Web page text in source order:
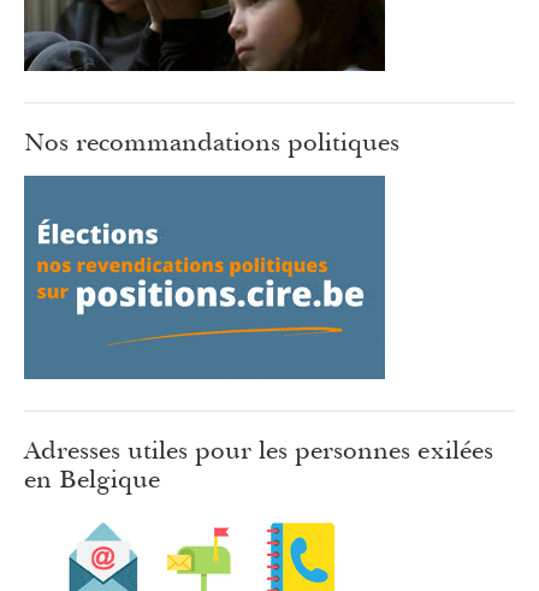
Nos recommandations politiques
Adresses utiles pour les personnes exilées
en Belgique